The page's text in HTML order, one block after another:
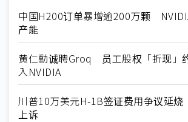
中国H200订单暴增逾200万颗
产能
黄仁勳诚聘Groq 员工股权「折现」
入NVIDIA
川普10万美元H-1B签证费用争议延
上诉